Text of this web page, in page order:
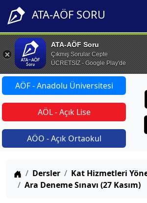
ATA-AÖF SORU
ATA-AÖF Soru
Çıkmış Sorular Cepte
ÜCRETSİZ - Google Play'de
AÖF - Anadolu Üniversitesi
AÖL - Açık Lise
AÖO - Açık Ortaokul
Anasayfa
Dersler
Kat Hizmetleri
Ara Deneme Sınavı (27 Kasım)